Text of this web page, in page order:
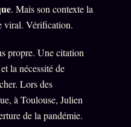
. Mais son contexte la
viral. Vérification.
la nécessité de
Lors des
à Toulouse, Julien
de la pandémie.